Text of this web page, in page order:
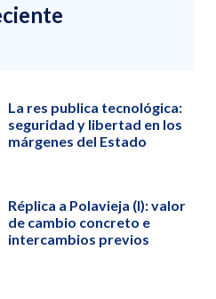
La res publica tecnológica:
seguridad y libertad en los
márgenes del Estado
Réplica a Polavieja (I): valor
de cambio concreto e
intercambios previos